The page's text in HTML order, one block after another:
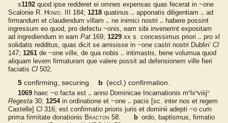
s1192 quod ipse redderet ei omnes expensas quas fecerat in ~one
Scalonie R. Howd. III 184; 1218 quatinus ‥ apponatis diligentiam ‥ ad
firmandum et claudendum villam ‥ ne inimici nostri ‥ habere possint
ingressum eo quod, pro defectu ~onis, eam sibi invenerint expositam
ad ingrediendum in eam Pat 169; 1229 xx s. concessimus priori ‥ pro xl
solidatis redditus, quas dicit se amisisse in ~one castri nostri Dublin’ Cl
147; 1261 de ~one ville, de qua nobis ‥ intimastis, bene volumua quod
aliquam levem firmaturam que valere possit ad defensionem ville fieri
faciatis Cl 502.
5 confirming, securing. b (eccl.) confirmation.
1069 haec ~o facta est ‥ anno Dominicae Incarnationis mclxoviiijo
Regesta 30; 1254 in ordinatione et ~one ‥ pacis [ sc. inter nos et regem
Castelle Cl 316; est confirmatio prioris juris et dominii adepti ~o cum
prima firmitate donationis Bracton 58. b ordo, baptismus, firmatio